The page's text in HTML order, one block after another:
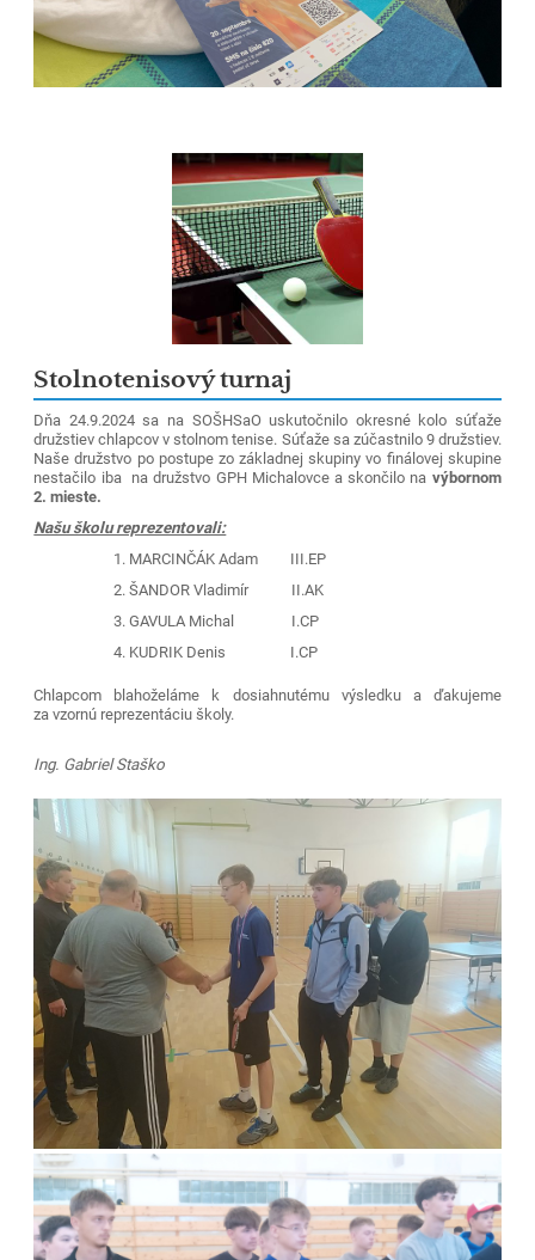
Stolnotenisový turnaj
Dňa 24.9.2024 sa na SOŠHSaO uskutočnilo okresné kolo súťaže
družstiev chlapcov v stolnom tenise. Súťaže sa zúčastnilo 9 družstiev.
Naše družstvo po postupe zo základnej skupiny vo finálovej skupine
nestačilo iba na družstvo GPH Michalovce a skončilo na výbornom
2. mieste.
Našu školu reprezentovali:
MARCINČÁK Adam III.EP
ŠANDOR Vladimír II.AK
GAVULA Michal I.CP
KUDRIK Denis I.CP
Chlapcom blahoželáme k dosiahnutému výsledku a ďakujeme
za vzornú reprezentáciu školy.
Ing. Gabriel Staško